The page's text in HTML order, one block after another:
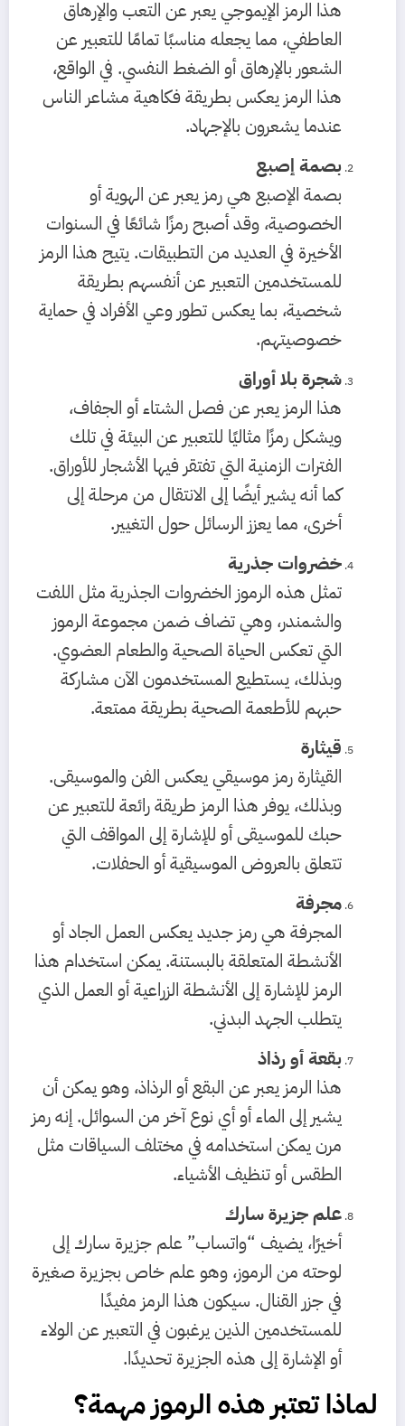
هذا الرمز الإيموجي يعبر عن التعب والإرهاق
العاطفي، مما يجعله مناسبًا تمامًا للتعبير عن
الشعور بالإرهاق أو الضغط النفسي. في الواقع،
هذا الرمز يعكس بطريقة فكاهية مشاعر الناس
عندما يشعرون بالإجهاد.
بصمة إصبع
بصمة الإصبع هي رمز يعبر عن الهوية أو
الخصوصية، وقد أصبح رمزًا شائعًا في السنوات
الأخيرة في العديد من التطبيقات. يتيح هذا الرمز
للمستخدمين التعبير عن أنفسهم بطريقة
شخصية، بما يعكس تطور وعي الأفراد في حماية
خصوصيتهم.
شجرة بلا أوراق
هذا الرمز يعبر عن فصل الشتاء أو الجفاف،
ويشكل رمزًا مثاليًا للتعبير عن البيئة في تلك
الفترات الزمنية التي تفتقر فيها الأشجار للأوراق.
كما أنه يشير أيضًا إلى الانتقال من مرحلة إلى
أخرى، مما يعزز الرسائل حول التغيير.
خضروات جذرية
تمثل هذه الرموز الخضروات الجذرية مثل اللفت
والشمندر، وهي تضاف ضمن مجموعة الرموز
التي تعكس الحياة الصحية والطعام العضوي.
وبذلك، يستطيع المستخدمون الآن مشاركة
حبهم للأطعمة الصحية بطريقة ممتعة.
قيثارة
القيثارة رمز موسيقي يعكس الفن والموسيقى.
وبذلك، يوفر هذا الرمز طريقة رائعة للتعبير عن
حبك للموسيقى أو للإشارة إلى المواقف التي
تتعلق بالعروض الموسيقية أو الحفلات.
مجرفة
المجرفة هي رمز جديد يعكس العمل الجاد أو
الأنشطة المتعلقة بالبستنة. يمكن استخدام هذا
الرمز للإشارة إلى الأنشطة الزراعية أو العمل الذي
يتطلب الجهد البدني.
بقعة أو رذاذ
هذا الرمز يعبر عن البقع أو الرذاذ، وهو يمكن أن
يشير إلى الماء أو أي نوع آخر من السوائل. إنه رمز
مرن يمكن استخدامه في مختلف السياقات مثل
الطقس أو تنظيف الأشياء.
علم جزيرة سارك
أخيرًا، يضيف “واتساب” علم جزيرة سارك إلى
لوحته من الرموز، وهو علم خاص بجزيرة صغيرة
في جزر القنال. سيكون هذا الرمز مفيدًا
للمستخدمين الذين يرغبون في التعبير عن الولاء
أو الإشارة إلى هذه الجزيرة تحديدًا.
لماذا تعتبر هذه الرموز مهمة؟